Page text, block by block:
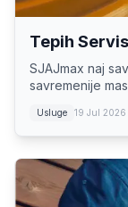
Tepih
SJAJmax naj
savremenije
tepiha samo 1-2
Usluge 19 Jul 2026